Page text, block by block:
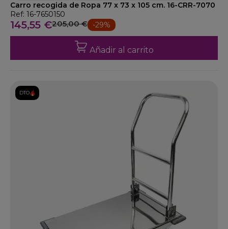
Carro recogida de Ropa 77 x 73 x 105 cm. 16-CRR-7070
Ref: 16-7650150
145,55 €205,00 € -29%
Añadir al carrito
DTO.